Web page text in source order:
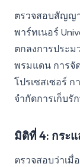
ตรวจสอบสัญญา
พาร์ทเนอร์
ตกลงการประ
พรมแดน การจั
โปรเซสเซอร์
จำกัดการเก็บรั
มิติที่ 4: กระ
ตรวจสอบว่าเมื่